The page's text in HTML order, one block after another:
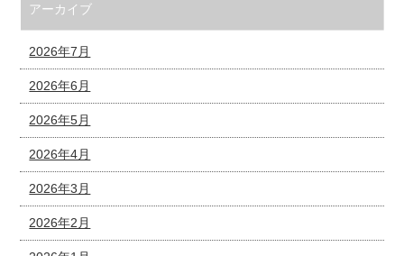
アーカイブ
2026年7月
2026年6月
2026年5月
2026年4月
2026年3月
2026年2月